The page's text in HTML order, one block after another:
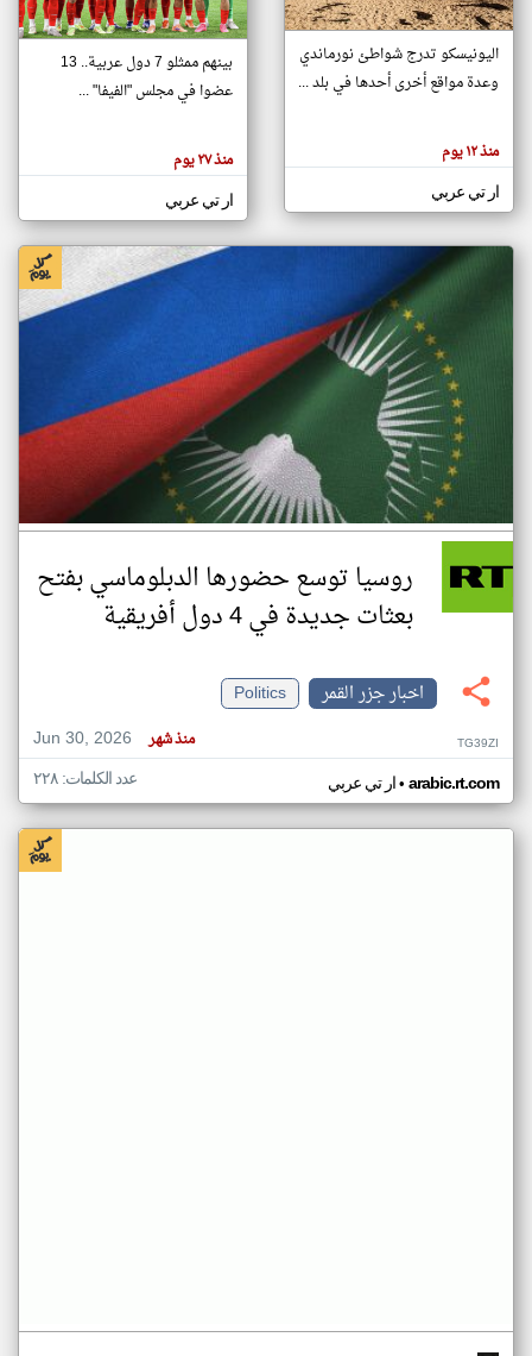
تغيير الدولة
اخبار جزر القمر على مدار الساعة
أهم اخبار جزر القمر العاجلة والمباشرة
هنا عن
وجهة
كاتبيها.
اليونيسكو تدرج شواطئ نورماندي
وعدة مواقع أخرى أحدها في بلد ...
منذ ١٢ يوم
ار تي عربي
بينهم ممثلو 7 دول عربية.. 13
عضوا في مجلس "الفيفا" ...
منذ ٢٧ يوم
ار تي عربي
روسيا توسع حضورها الدبلوماسي بفتح
بعثات جديدة في 4 دول أفريقية
اخبار جزر القمر
Politics
Jun 30, 2026
منذ شهر TG39ZI
ار تي عربي• arabic.rt.com عدد الكلمات: ٢٢٨
klyoum.com